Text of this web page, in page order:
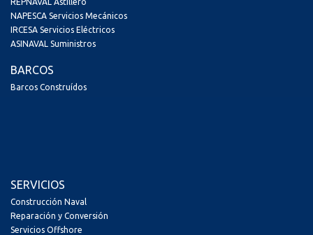
NAPESCA Servicios Mecánicos
IRCESA Servicios Eléctricos
ASINAVAL Suministros
BARCOS
Barcos Construídos
SERVICIOS
Construcción Naval
Reparación y Conversión
Servicios Offshore